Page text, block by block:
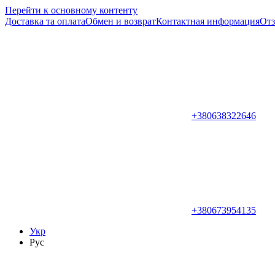
Перейти к основному контенту
Доставка та оплатаОбмен и возвратКонтактная информация
+380638322646
+380673954135
Укр
Рус